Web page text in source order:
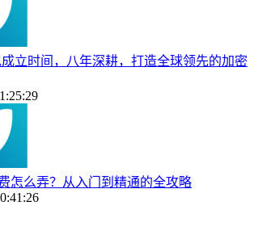
成立时间，八年深耕，打造全球领先的加密
怎么弄？从入门到精通的全攻略